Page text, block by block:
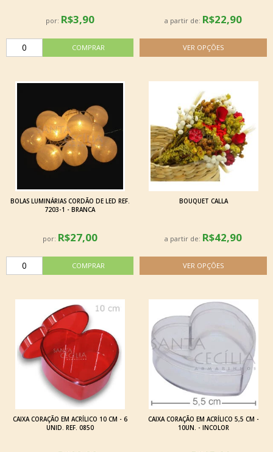
por: R$3,90 a partir de: R$22,90
BOLAS LUMINÁRIAS CORDÃO DE LED REF.
7203-1 - BRANCA
por: R$27,00
BOUQUET CALLA
a partir de: R$42,90
CAIXA CORAÇÃO EM ACRÍLICO 10 CM - 6
UNID. REF. 0850
CAIXA CORAÇÃO EM ACRÍLICO 5,5 CM -
10UN. - INCOLOR